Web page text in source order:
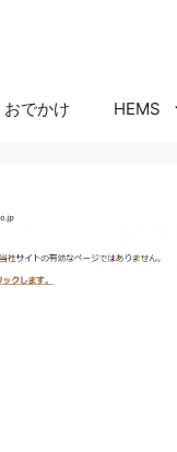
おでかけ HEMS